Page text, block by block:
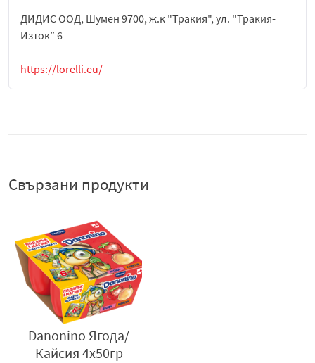
ДИДИС ООД, Шумен 9700, ж.к "Тракия", ул. "Тракия-
Изток” 6
https://lorelli.eu/
Свързани продукти
Danonino Ягода/
Кайсия 4х50гр